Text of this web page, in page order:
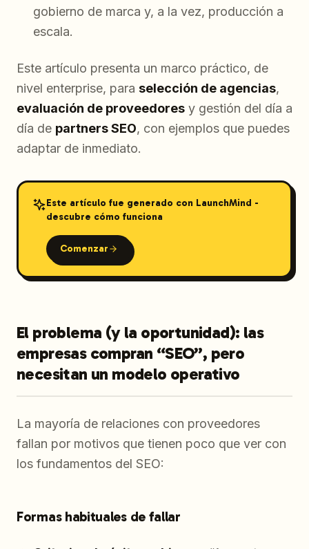
gobierno de marca y, a la vez, producción a
escala.
Este artículo presenta un marco práctico, de
nivel enterprise, para selección de agencias,
evaluación de proveedores y gestión del día a
día de partners SEO, con ejemplos que puedes
adaptar de inmediato.
Este artículo fue generado con LaunchMind -
descubre cómo funciona
Comenzar
El problema (y la oportunidad): las
empresas compran “SEO”, pero
necesitan un modelo operativo
La mayoría de relaciones con proveedores
fallan por motivos que tienen poco que ver con
los fundamentos del SEO:
Formas habituales de fallar